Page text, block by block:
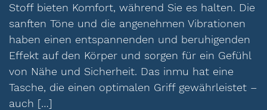
Stoff bieten Komfort, während Sie es halten. Die
sanften Töne und die angenehmen Vibrationen
haben einen entspannenden und beruhigenden
Effekt auf den Körper und sorgen für ein Gefühl
von Nähe und Sicherheit. Das inmu hat eine
Tasche, die einen optimalen Griff gewährleistet –
auch […]